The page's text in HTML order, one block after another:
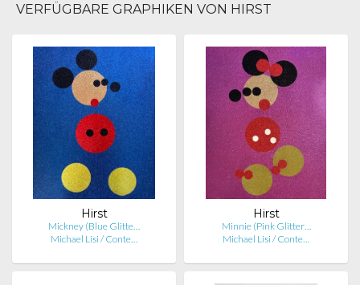
VERFÜGBARE GRAPHIKEN VON HIRST
Hirst
Mickney (Blue Glitte…
Michael Lisi / Conte…
Hirst
Minnie (Pink Glitter…
Michael Lisi / Conte…